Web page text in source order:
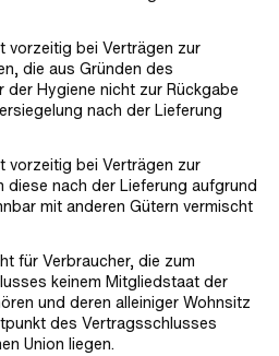
vorzeitig bei Verträgen zur
die aus Gründen des
Hygiene nicht zur Rückgabe
nach der Lieferung
vorzeitig bei Verträgen zur
diese nach der Lieferung aufgrund
mit anderen Gütern vermischt
für Verbraucher, die zum
keinem Mitgliedstaat der
und deren alleiniger Wohnsitz
des Vertragsschlusses
Union liegen.